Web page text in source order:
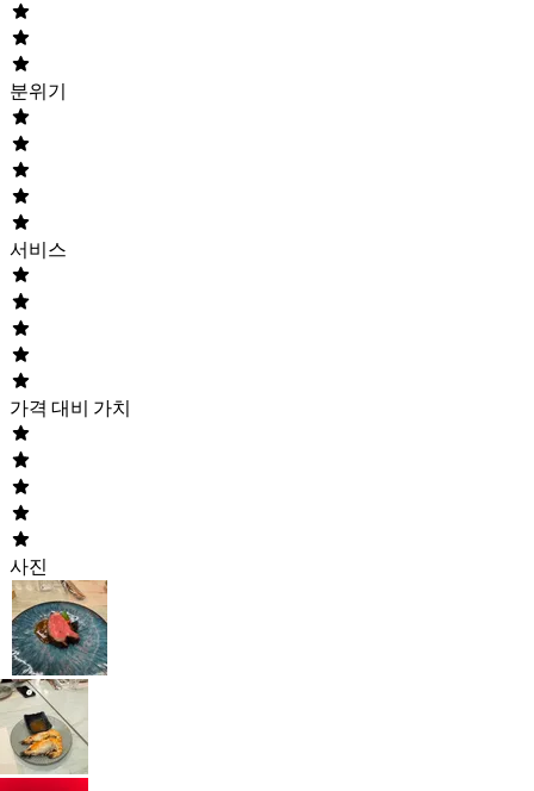
분위기
서비스
가격 대비 가치
사진